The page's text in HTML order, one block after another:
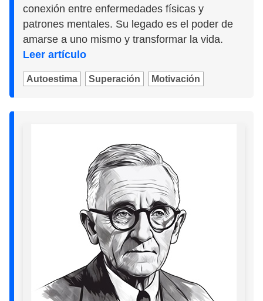
conexión entre enfermedades físicas y
patrones mentales. Su legado es el poder de
amarse a uno mismo y transformar la vida.
Leer artículo
Autoestima Superación Motivación